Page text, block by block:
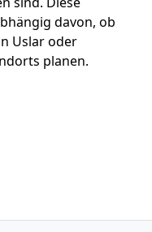
davon, ob
Uslar oder
planen.